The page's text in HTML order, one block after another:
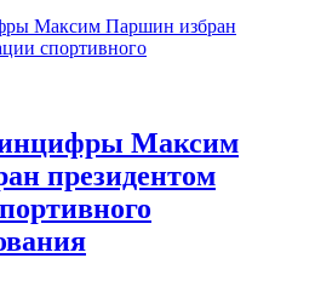
Максим
президентом